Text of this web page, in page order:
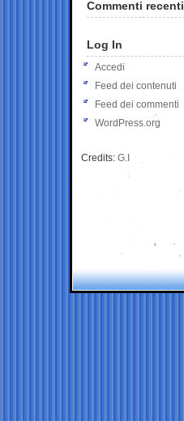
Commenti recenti
Log In
Accedi
Feed dei contenuti
Feed dei commenti
WordPress.org
Credits: G.I